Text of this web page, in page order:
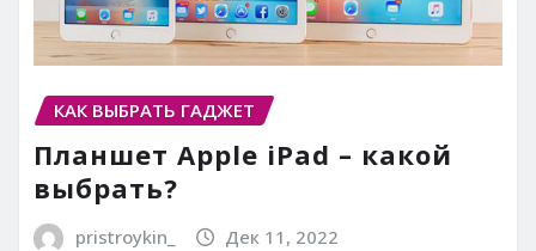
КАК ВЫБРАТЬ ГАДЖЕТ
Планшет Apple iPad – какой
выбрать?
pristroykin_ Дек 11, 2022